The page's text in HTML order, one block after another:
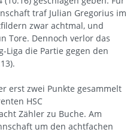
traf Julian Gregorius im
zwar achtmal, und
Tore. Dennoch verlor das
Liga die Partie gegen den
erst zwei Punkte gesammelt
HSC
Zähler zu Buche. Am
um den achtfachen